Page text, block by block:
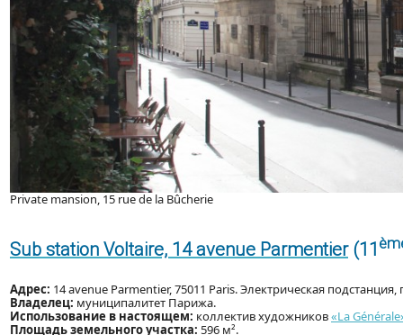
Private mansion, 15 rue de la Bûcherie
Sub station Voltaire, 14 avenue Parmentier(11
Адрес: 14 avenue Parmentier, 75011 Paris. Электрическая
Владелец: муниципалитет Парижа.
Использование в настоящем: коллектив художников«La
Площадь земельного участка: 596 м².